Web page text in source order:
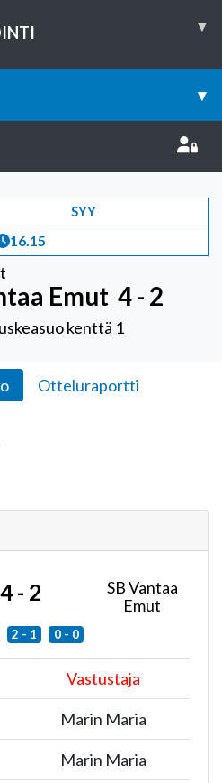
▾
▾
SYY
16.15
Emut 4 - 2
kenttä 1
Otteluraportti
4 - 2
SB Vantaa
Emut
2 - 1 0 - 0
Vastustaja
Marin Maria
Marin Maria